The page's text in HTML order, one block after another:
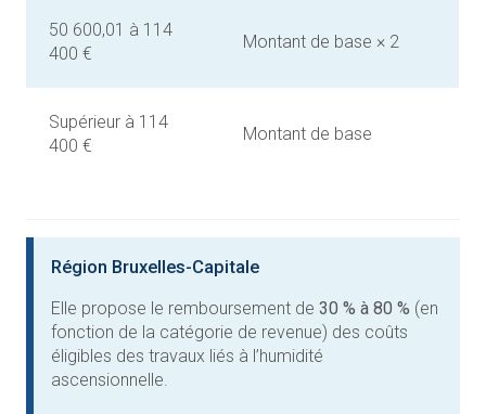
50 600,01 à 114
400 €
Montant de base × 2
Supérieur à 114
400 €
Montant de base
Région Bruxelles-Capitale
Elle propose le remboursement de 30 % à 80 % (en
fonction de la catégorie de revenue) des coûts
éligibles des travaux liés à l’humidité
ascensionnelle.